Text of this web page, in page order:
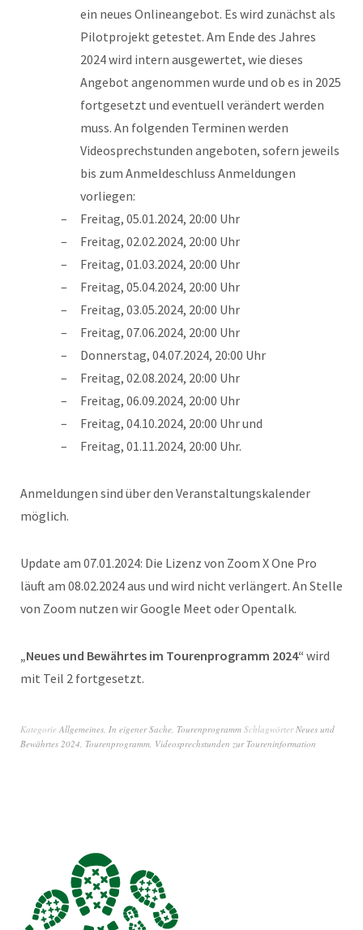
ein neues Onlineangebot. Es wird zunächst als
Pilotprojekt getestet. Am Ende des Jahres
2024 wird intern ausgewertet, wie dieses
Angebot angenommen wurde und ob es in 2025
fortgesetzt und eventuell verändert werden
muss. An folgenden Terminen werden
Videosprechstunden angeboten, sofern jeweils
bis zum Anmeldeschluss Anmeldungen
vorliegen:
Freitag, 05.01.2024, 20:00 Uhr
Freitag, 02.02.2024, 20:00 Uhr
Freitag, 01.03.2024, 20:00 Uhr
Freitag, 05.04.2024, 20:00 Uhr
Freitag, 03.05.2024, 20:00 Uhr
Freitag, 07.06.2024, 20:00 Uhr
Donnerstag, 04.07.2024, 20:00 Uhr
Freitag, 02.08.2024, 20:00 Uhr
Freitag, 06.09.2024, 20:00 Uhr
Freitag, 04.10.2024, 20:00 Uhr und
Freitag, 01.11.2024, 20:00 Uhr.
Anmeldungen sind über den Veranstaltungskalender
möglich.
Update am 07.01.2024: Die Lizenz von Zoom X One Pro
läuft am 08.02.2024 aus und wird nicht verlängert. An Stelle
von Zoom nutzen wir Google Meet oder Opentalk.
„Neues und Bewährtes im Tourenprogramm 2024“ wird
mit Teil 2 fortgesetzt.
Kategorie Allgemeines In eigener Sache Tourenprogramm SchlagwörterNeues und
Bewährtes 2024 Tourenprogramm Videosprechstunden zur Toureninformation